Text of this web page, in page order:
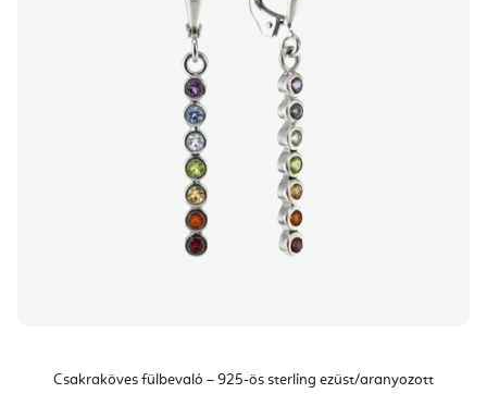
Csakraköves fülbevaló – 925-ös sterling ezüst/aranyozott